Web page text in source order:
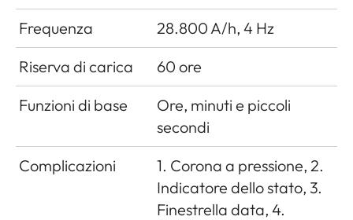
Frequenza
28.800 A/h, 4 Hz
Riserva di carica
60 ore
Funzioni di base
Ore, minuti e piccoli
secondi
Complicazioni
1. Corona a pressione, 2.
Indicatore dello stato, 3.
Finestrella data, 4.